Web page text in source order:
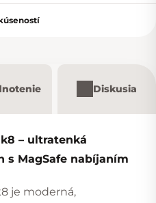
Diskusia
– ultratenká
s MagSafe nabíjaním
je moderná,